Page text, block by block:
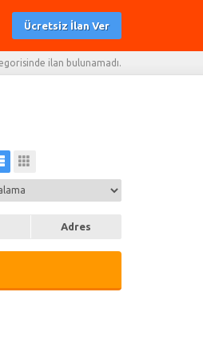
Ücretsiz İlan Ver
ilan bulunamadı.
Adres